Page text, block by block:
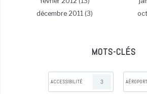
décembre 2011 (3)
MOTS-CLÉS
ACCESSIBILITÉ 3 AÉROPORT